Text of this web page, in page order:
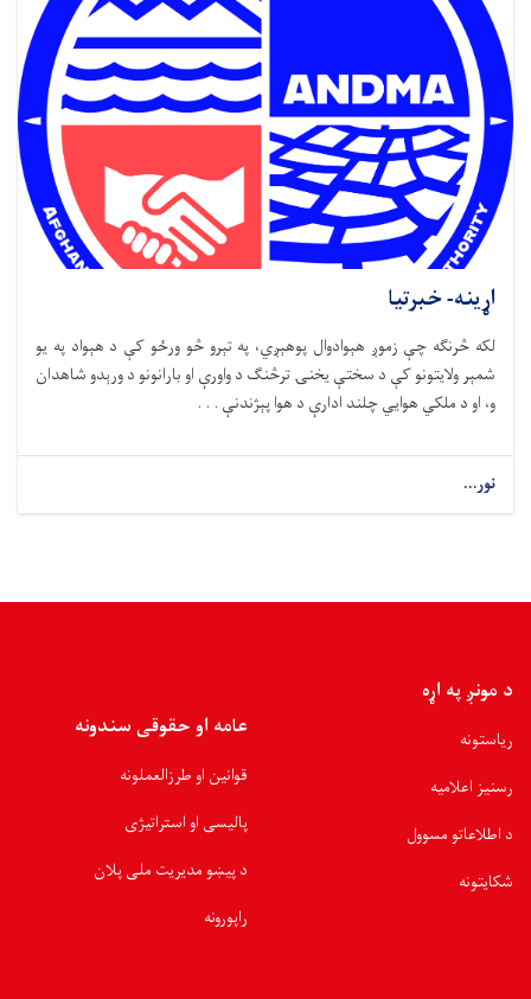
اړینه- خبرتیا
لکه څرنګه چې زموږ هېوادوال پوهېږي، په تېرو څو ورځو کې د هېواد په یو
شمېر ولایتونو کې د سختې یخنۍ ترڅنګ د واورې او بارانونو د ورېدو شاهدان
و، او د ملکي هوايي چلند ادارې د هوا پېژندنې . . .
نور...
د مونږ په اړه
ریاستونه
رسنیز اعلامیه
د اطلاعاتو مسوول
شکایتونه
عامه او حقوقی سندونه
قوانین او طرزالعملونه
پالیسی او استراتیژی
د پیښو مدیریت ملی پلان
راپورونه